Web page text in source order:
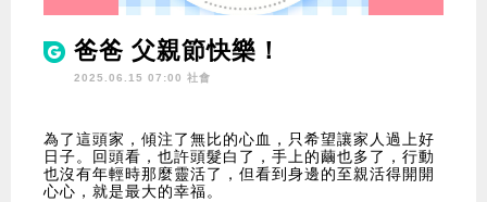
爸爸 父親節快樂！
2025.06.15 07:00 社會
為了這頭家，傾注了無比的心血，只希望讓家人過上好
日子。回頭看，也許頭髮白了，手上的繭也多了，行動
也沒有年輕時那麼靈活了，但看到身邊的至親活得開開
心心，就是最大的幸福。